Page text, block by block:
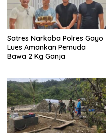
Satres Narkoba Polres Gayo
Lues Amankan Pemuda
Bawa 2 Kg Ganja